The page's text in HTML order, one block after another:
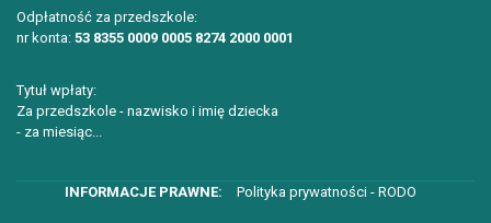
Odpłatność za przedszkole:
nr konta: 53 8355 0009 0005 8274 2000 0001
Tytuł wpłaty:
Za przedszkole - nazwisko i imię dziecka
- za miesiąc...
Polityka prywatności - RODO